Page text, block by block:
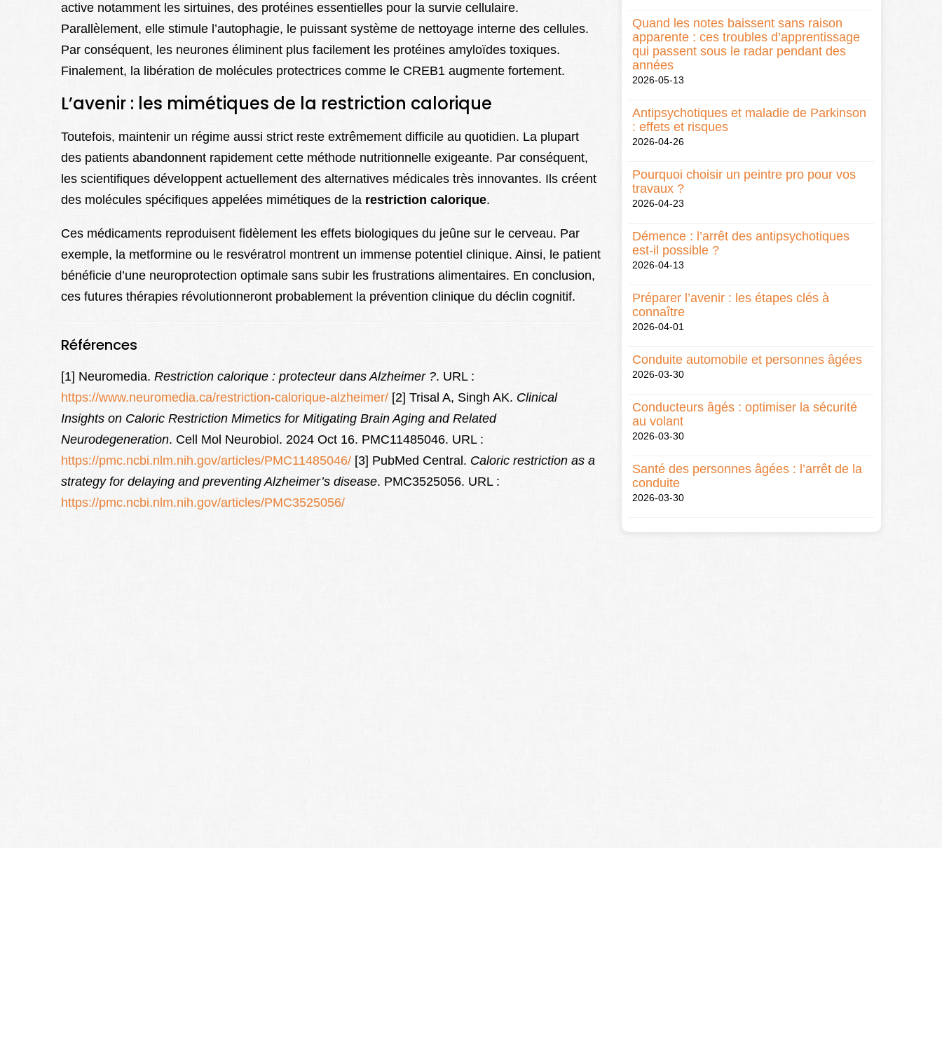
active notamment les sirtuines, des protéines essentielles pour la survie cellulaire.
Parallèlement, elle stimule l’autophagie, le puissant système de nettoyage interne des cellules.
Par conséquent, les neurones éliminent plus facilement les protéines amyloïdes toxiques.
Finalement, la libération de molécules protectrices comme le CREB1 augmente fortement.
L’avenir : les mimétiques de la restriction calorique
Toutefois, maintenir un régime aussi strict reste extrêmement difficile au quotidien. La plupart
des patients abandonnent rapidement cette méthode nutritionnelle exigeante. Par conséquent,
les scientifiques développent actuellement des alternatives médicales très innovantes. Ils créent
des molécules spécifiques appelées mimétiques de la restriction calorique.
Ces médicaments reproduisent fidèlement les effets biologiques du jeûne sur le cerveau. Par
exemple, la metformine ou le resvératrol montrent un immense potentiel clinique. Ainsi, le patient
bénéficie d’une neuroprotection optimale sans subir les frustrations alimentaires. En conclusion,
ces futures thérapies révolutionneront probablement la prévention clinique du déclin cognitif.
Références
[1] Neuromedia. Restriction calorique : protecteur dans Alzheimer ?. URL :
https://www.neuromedia.ca/restriction-calorique-alzheimer/ [2] Trisal A, Singh AK. Clinical
Insights on Caloric Restriction Mimetics for Mitigating Brain Aging and Related
Neurodegeneration. Cell Mol Neurobiol. 2024 Oct 16. PMC11485046. URL :
https://pmc.ncbi.nlm.nih.gov/articles/PMC11485046/ [3] PubMed Central. Caloric restriction as a
strategy for delaying and preventing Alzheimer’s disease. PMC3525056. URL :
https://pmc.ncbi.nlm.nih.gov/articles/PMC3525056/
Quand les notes baissent sans raison
apparente : ces troubles d’apprentissage
qui passent sous le radar pendant des
années
2026-05-13
Antipsychotiques et maladie de Parkinson
: effets et risques
2026-04-26
Pourquoi choisir un peintre pro pour vos
travaux ?
2026-04-23
Démence : l’arrêt des antipsychotiques
est-il possible ?
2026-04-13
Préparer l’avenir : les étapes clés à
connaître
2026-04-01
Conduite automobile et personnes âgées
2026-03-30
Conducteurs âgés : optimiser la sécurité
au volant
2026-03-30
Santé des personnes âgées : l’arrêt de la
conduite
2026-03-30